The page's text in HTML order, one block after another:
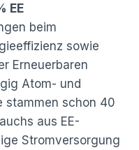
EE
beim
sowie
Erneuerbaren
Atom- und
stammen schon 40
aus EE-
Stromversorgung